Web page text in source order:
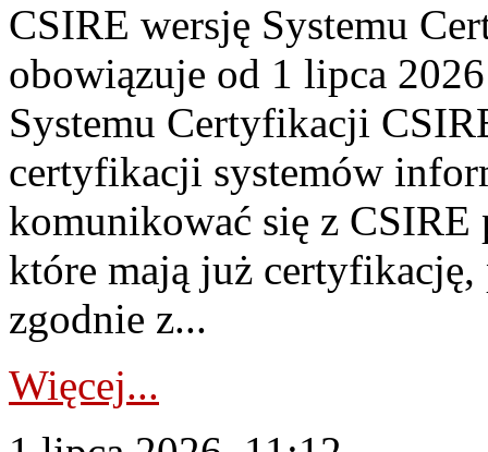
CSIRE wersję Systemu
obowiązuje od 1 lipca
Systemu Certyfikacji
certyfikacji systemów
komunikować się z
które mają już
zgodnie z...
Więcej...